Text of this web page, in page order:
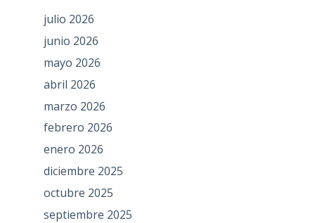
julio 2026
junio 2026
mayo 2026
abril 2026
marzo 2026
febrero 2026
enero 2026
diciembre 2025
octubre 2025
septiembre 2025